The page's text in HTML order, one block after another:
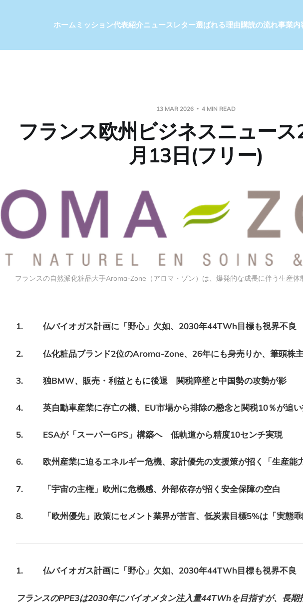
ホームミッション代表紹介ニュースレター選ばれる理由購読の流れ事業内
13 MAR 2026 4 MIN READ
フランス欧州ビジネスニュー
月13日(フリー)
フランスの自然派化粧品大手Aroma-Zone（アロマ・ゾン）は、爆発的な成長に伴う生産体
1. 仏バイオガス計画に「野心」欠如、2030年44TWh目標も視界不良
2. 仏化粧品ブランド2位のAroma-Zone、26年にも身売りか、筆頭株
3. 独BMW、販売・利益ともに後退 関税障壁と中国勢の攻勢が影
4. 英自動車産業に存亡の機、EU市場から排除の懸念と関税10％が追い
5. ESAが「スーパーGPS」構築へ 低軌道から精度10センチ実現
6. 欧州産業に迫るエネルギー危機、家計優先の支援策が招く「生産能
7. 「宇宙の主権」欧州に危機感、外部依存が招く安全保障の空白
8. 「欧州優先」政策にセメント業界が苦言、低炭素目標5%は「実態乖
1. 仏バイオガス計画に「野心」欠如、2030年44TWh目標も視界不良
フランスのPPE3は2030年にバイオメタン注入量44TWhを目指すが、長期